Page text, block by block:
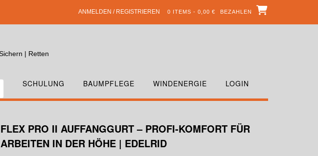
ANMELDEN / REGISTRIEREN 0 ITEMS - 0,00 € BEZAHLEN
SCHULUNG BAUMPFLEGE WINDENERGIE LOGIN
FLEX PRO II AUFFANGGURT – PROFI-KOMFORT FÜR
ARBEITEN IN DER HÖHE | EDELRID